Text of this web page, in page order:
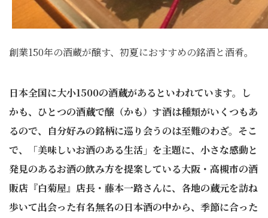
創業150年の酒蔵が醸す、初夏におすすめの銘酒と酒肴。
日本全国に大小1500の酒蔵があるといわれています。し
かも、ひとつの酒蔵で醸（かも）す酒は種類がいくつもあ
るので、自分好みの銘柄に巡り会うのは至難のわざ。そこ
で、「美味しいお酒のある生活」を主題に、小さな感動と
発見のあるお酒の飲み方を提案している大阪・高槻市の酒
販店『白菊屋』店長・藤本一路さんに、各地の蔵元を訪ね
歩いて出会った有名無名の日本酒の中から、季節に合った